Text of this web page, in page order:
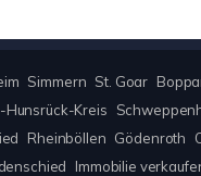
Simmern St. Goar
Hunsrück-Kreis
Rheinböllen Gödenroth
Immobilie